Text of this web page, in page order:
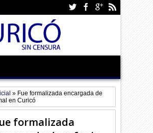
» Fue formalizada encargada de
en Curicó
formalizada